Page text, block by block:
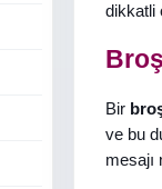
dikkatli
Bir
ve bu
mesajı